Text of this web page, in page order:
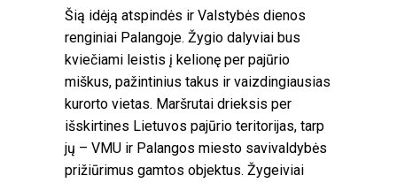
Šią idėją atspindės ir Valstybės dienos
renginiai Palangoje. Žygio dalyviai bus
kviečiami leistis į kelionę per pajūrio
miškus, pažintinius takus ir vaizdingiausias
kurorto vietas. Maršrutai drieksis per
išskirtines Lietuvos pajūrio teritorijas, tarp
jų – VMU ir Palangos miesto savivaldybės
prižiūrimus gamtos objektus. Žygeiviai